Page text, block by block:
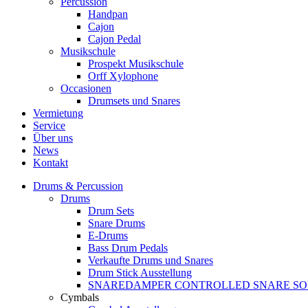
Handpan
Cajon
Cajon Pedal
Musikschule
Prospekt Musikschule
Orff Xylophone
Occasionen
Drumsets und Snares
Vermietung
Service
Über uns
News
Kontakt
Drums & Percussion
Drums
Drum Sets
Snare Drums
E-Drums
Bass Drum Pedals
Verkaufte Drums und Snares
Drum Stick Ausstellung
SNAREDAMPER CONTROLLED SNARE
Cymbals